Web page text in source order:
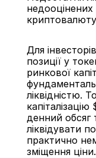
недооцінених
Для
позиції у
ринкової
ліквідністю.
денний обсяг
ліквідувати
практично
зміщення ціни.